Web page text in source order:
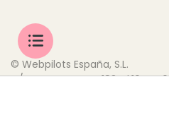
© Webpilots España, S.L.
C/ Doctor Trueta, 183, Pl.10 Pta.6